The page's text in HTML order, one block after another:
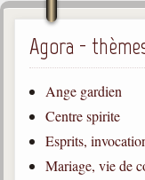
Philosophie
La doctrine d'Allan
But des
Esprits
Médiums
Les hommes
Agora -
Ange gardien
Centre spirite
Esprits,
Mariage, vie de